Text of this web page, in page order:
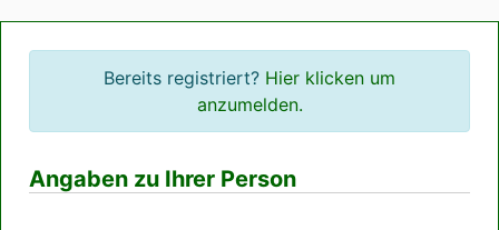
Bereits registriert? Hier klicken um
anzumelden.
Angaben zu Ihrer Person